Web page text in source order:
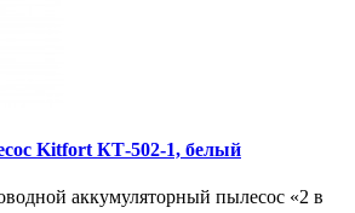
Kitfort КТ-502-1, белый
аккумуляторный пылесос «2 в